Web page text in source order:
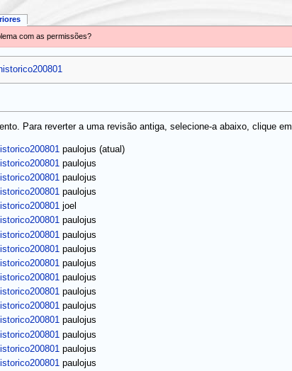
com as permissões?
historico200801
Para reverter a uma revisão antiga, selecione-a abaixo, clique em
paulojus (atual)
paulojus
paulojus
paulojus
joel
paulojus
paulojus
paulojus
paulojus
paulojus
paulojus
paulojus
paulojus
paulojus
paulojus
paulojus